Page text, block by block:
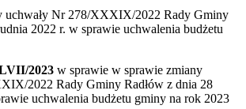
uchwały Nr 278/XXXIX/2022 Rady Gminy
2022 r. w sprawie uchwalenia budżetu
2023 w sprawie w sprawie zmiany
2022 Rady Gminy Radłów z dnia 28
uchwalenia budżetu gminy na rok 2023